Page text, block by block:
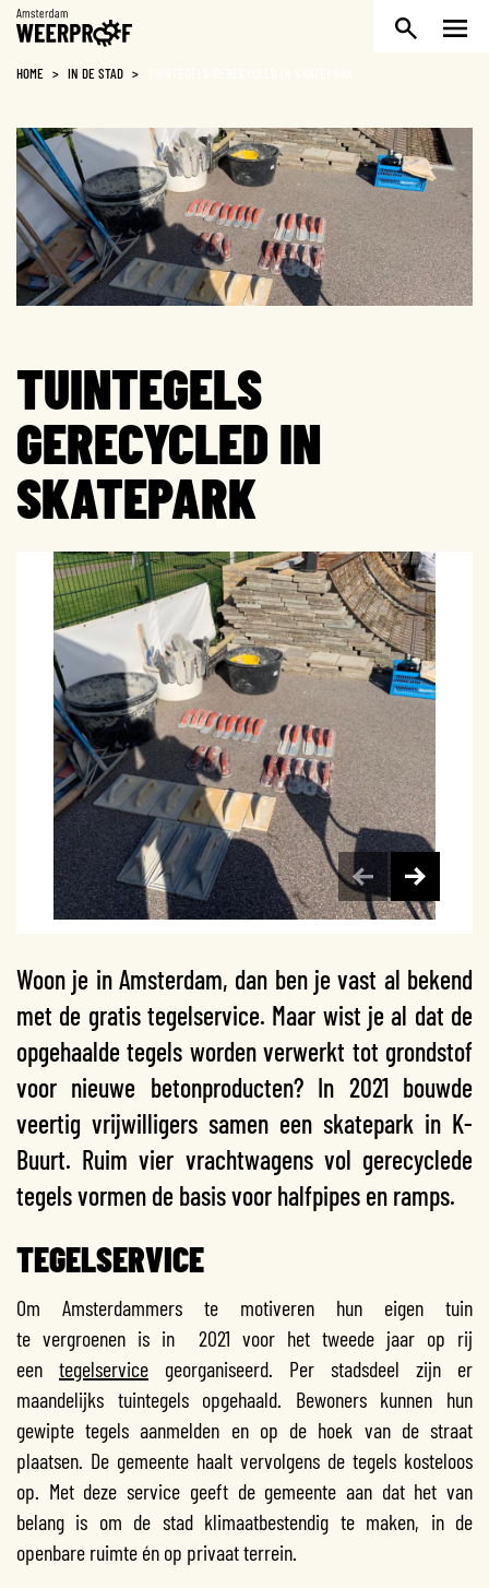
Weerproof
HOME > IN DE STAD >
TUINTEGELS
GERECYCLED IN
SKATEPARK
Woon je in Amsterdam, dan ben je vast al bekend
met de gratis tegelservice. Maar wist je al dat de
opgehaalde tegels worden verwerkt tot grondstof
voor nieuwe betonproducten? In 2021 bouwde
veertig vrijwilligers samen een skatepark in K-
Buurt. Ruim vier vrachtwagens vol gerecyclede
tegels vormen de basis voor halfpipes en ramps.
TEGELSERVICE
Om Amsterdammers te motiveren hun eigen tuin
te vergroenen is in 2021 voor het tweede jaar op rij
een tegelservice georganiseerd. Per stadsdeel zijn er
maandelijks tuintegels opgehaald. Bewoners kunnen hun
gewipte tegels aanmelden en op de hoek van de straat
plaatsen. De gemeente haalt vervolgens de tegels kosteloos
op. Met deze service geeft de gemeente aan dat het van
belang is om de stad klimaatbestendig te maken, in de
openbare ruimte én op privaat terrein.